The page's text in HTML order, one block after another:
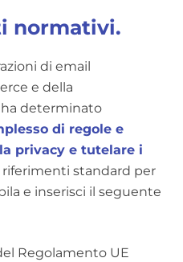
normativi.
di email
e della
determinato
di regole e
privacy e tutelare i
riferimenti standard per
e inserisci il seguente
Regolamento UE